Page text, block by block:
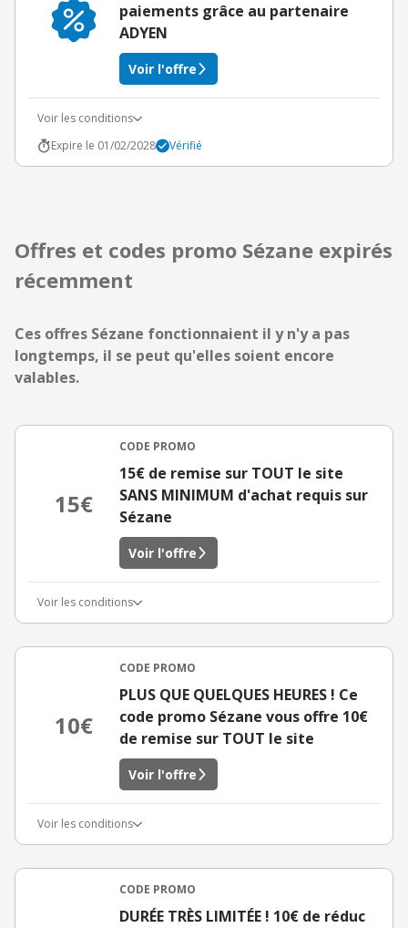
paiements grâce au partenaire
ADYEN
Voir l'offre
Voir les conditions
Expire le 01/02/2028
Vérifié
Offres et codes promo Sézane expirés
récemment
Ces offres Sézane fonctionnaient il y n'y a pas
longtemps, il se peut qu'elles soient encore
valables.
15€
CODE PROMO
15€ de remise sur TOUT le site
SANS MINIMUM d'achat requis sur
Sézane
Voir l'offre
Voir les conditions
10€
CODE PROMO
PLUS QUE QUELQUES HEURES ! Ce
code promo Sézane vous offre 10€
de remise sur TOUT le site
Voir l'offre
Voir les conditions
CODE PROMO
DURÉE TRÈS LIMITÉE ! 10€ de réduc